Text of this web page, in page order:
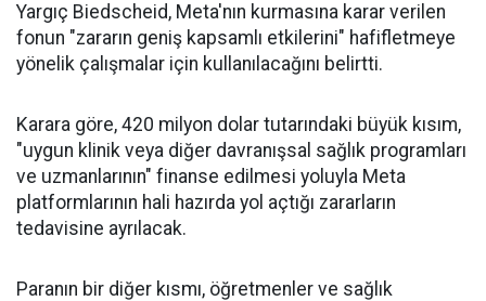
Yargıç Biedscheid, Meta'nın kurmasına karar verilen
fonun "zararın geniş kapsamlı etkilerini" hafifletmeye
yönelik çalışmalar için kullanılacağını belirtti.
Karara göre, 420 milyon dolar tutarındaki büyük kısım,
"uygun klinik veya diğer davranışsal sağlık programları
ve uzmanlarının" finanse edilmesi yoluyla Meta
platformlarının hali hazırda yol açtığı zararların
tedavisine ayrılacak.
Paranın bir diğer kısmı, öğretmenler ve sağlık